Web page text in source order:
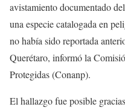
avistamiento documentado
una especie catalogada en
no había sido reportada
Querétaro, informó la
Protegidas (Conanp).
El hallazgo fue posible